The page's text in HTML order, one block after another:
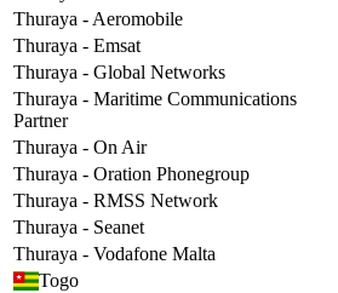
Thuraya - Aeromobile
Thuraya - Emsat
Thuraya - Global Networks
Thuraya - Maritime Communications
Partner
Thuraya - On Air
Thuraya - Oration Phonegroup
Thuraya - RMSS Network
Thuraya - Seanet
Thuraya - Vodafone Malta
Togo